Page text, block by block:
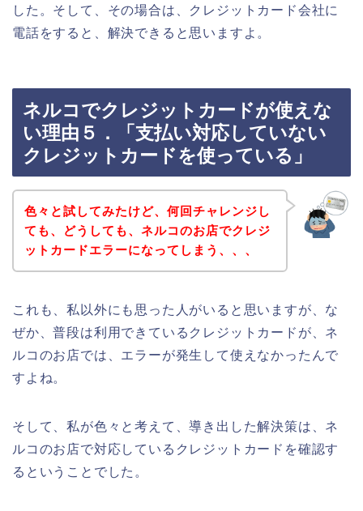
した。そして、その場合は、クレジットカード会社に
電話をすると、解決できると思いますよ。
ネルコでクレジットカードが使えな
い理由５．「支払い対応していない
クレジットカードを使っている」
色々と試してみたけど、何回チャレンジし
ても、どうしても、ネルコのお店でクレジ
ットカードエラーになってしまう、、、
これも、私以外にも思った人がいると思いますが、な
ぜか、普段は利用できているクレジットカードが、ネ
ルコのお店では、エラーが発生して使えなかったんで
すよね。
そして、私が色々と考えて、導き出した解決策は、ネ
ルコのお店で対応しているクレジットカードを確認す
るということでした。